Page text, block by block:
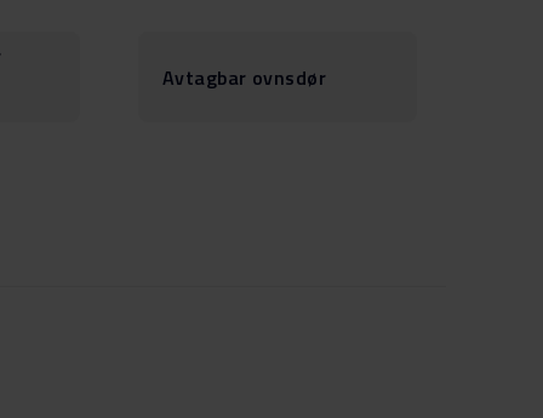
Avtagbar ovnsdør